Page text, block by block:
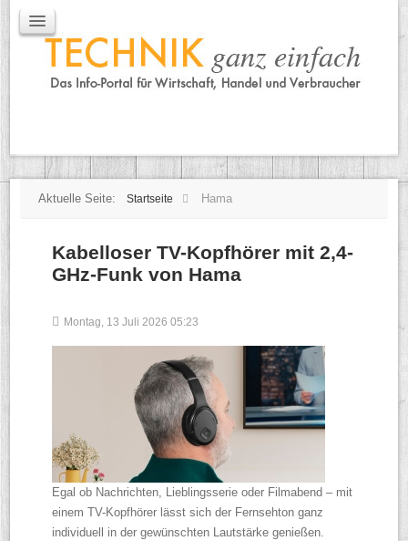
Mobile
IT
TK
Aktuelle Seite: Startseite Hama
Kabelloser TV-Kopfhörer mit 2,4-
GHz-Funk von Hama
Montag, 13 Juli 2026 05:23
Egal ob Nachrichten, Lieblingsserie oder Filmabend – mit
einem TV-Kopfhörer lässt sich der Fernsehton ganz
individuell in der gewünschten Lautstärke genießen.